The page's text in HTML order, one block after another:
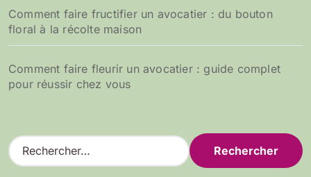
Comment faire fructifier un avocatier : du bouton
floral à la récolte maison
Comment faire fleurir un avocatier : guide complet
pour réussir chez vous
R
e